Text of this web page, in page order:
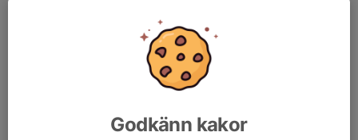
Samling: 12:45, I grytan där vi brukar träna
Välkomna till Skövde KIK:s gemensamma avslutning
Vi samlar föreningens alla lag den 30 september kl
Godkänn kakor